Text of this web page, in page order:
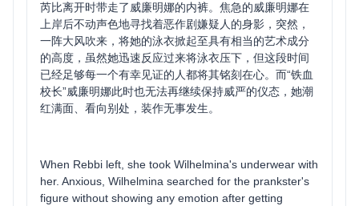
芮比离开时带走了威廉明娜的内裤。焦急的威廉明娜在
上岸后不动声色地寻找着恶作剧嫌疑人的身影，突然，
一阵大风吹来，将她的泳衣掀起至具有相当的艺术成分
的高度，虽然她迅速反应过来将泳衣压下，但这段时间
已经足够每一个有幸见证的人都将其铭刻在心。而“铁血
校长”威廉明娜此时也无法再继续保持威严的仪态，她潮
红满面、看向别处，装作无事发生。
When Rebbi left, she took Wilhelmina's underwear with
her. Anxious, Wilhelmina searched for the prankster's
figure without showing any emotion after getting